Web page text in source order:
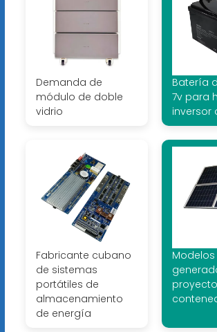
Demanda de
módulo de doble
vidrio
Batería
7v para
inversor
Fabricante cubano
de sistemas
portátiles de
almacenamiento
de energía